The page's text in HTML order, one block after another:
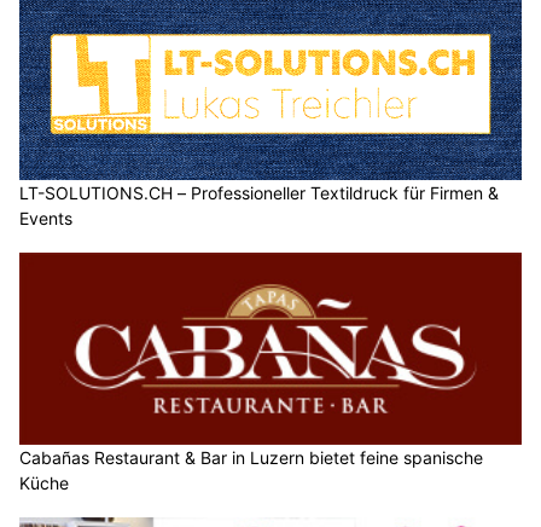
LT-SOLUTIONS.CH – Professioneller Textildruck für Firmen &
Events
Cabañas Restaurant & Bar in Luzern bietet feine spanische
Küche